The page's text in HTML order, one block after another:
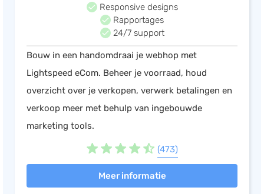
Responsive designs
Rapportages
24/7 support
Bouw in een handomdraai je webhop met
Lightspeed eCom. Beheer je voorraad, houd
overzicht over je verkopen, verwerk betalingen en
verkoop meer met behulp van ingebouwde
marketing tools.
(473)
Meer informatie